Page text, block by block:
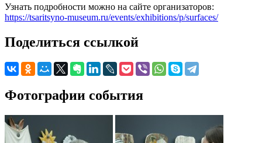
Узнать подробности можно на сайте организаторов:
https://tsaritsyno-museum.ru/events/exhibitions/p/surfaces/
Поделиться ссылкой
Фотографии события